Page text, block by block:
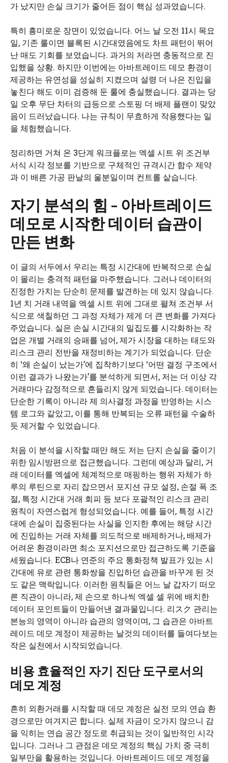
가 났지만 손실 크기가 줄어든 점이 핵심 성과였습니다.
특히 흥미로운 장면이 있었습니다. 어느 날 오전 11시 목요
일, 기존 룰이면 블록된 시간대였음에도 차트 패턴이 뛰어
난 매도 기회를 보였습니다. 과거의 저라면 충동적으로 진
입했을 상황. 하지만 이번에는 아바트레이드 데모 환경이
제공하는 유연성을 성실히 지켰으며 설령 더 나은 진입을
놓친다 해도 이미 검증해 둔 룰에 충실했습니다. 결과는 당
일 오후 무단 차터의 급등으로 스토핑 더 배제 플랜이 맞았
음이 드러났습니다. 나는 규칙이 무효하게 작용했다는 일
을 체험했습니다.
정리하면 거쳐 온 3단계 워크플로는 엑셀 시트 위 조건부
서식 시각 정보를 기반으로 구체적인 규격시간 함수 제약
과 이 배른 가공 판날의 울분일이며 컨트롤 샅습니다.
자기 분석의 힘 – 아바트레이드
데모로 시작한 데이터 습관이
만든 변화
이 글의 서두에서 우리는 특정 시간대에 반복적으로 손실
이 몰리는 충격적 패턴을 마주했습니다. 그러나 데이터의
진정한 가치는 단순히 문제를 발견하는 데 있지 않습니다.
1년 치 거래 내역을 엑셀 시트 위에 그대로 펼쳐 조건부 서
식으로 색칠하던 그 과정 자체가 제게 더 큰 변화를 가져다
주었습니다. 실은 손실 시간대의 밀집도를 시각화하는 작
업은 개별 거래의 승패를 넘어, 제가 시장을 대하는 태도와
리스크 관리 전반을 재정비하는 계기가 되었습니다. 단순
히 ‘왜 손실이 났는가’에 집착하기보다 ‘어떤 결정 구조에서
이런 결과가 나왔는가’를 분석하게 되면서, 저는 더 이상 각
거래마다 감정적으로 흔들리지 않게 되었습니다. 데이터는
단순한 기록이 아니라 제 의사결정 과정을 반영하는 시스
템 로그와 같았고, 이를 통해 반복되는 오류 패턴을 수술하
듯 제거할 수 있었습니다.
처음 이 분석을 시작할 때만 해도 저는 단지 손실을 줄이기
위한 임시방편으로 접근했습니다. 그런데 예상과 달리, 거
래 데이터를 엑셀에 체계적으로 매핑하는 행위 자체가 하
루의 루틴으로 자리 잡으면서 포지션 규모 설정, 손절 폭 조
절, 특정 시간대 거래 회피 등 보다 포괄적인 리스크 관리
원칙이 자연스럽게 형성되었습니다. 예를 들어, 특정 시간
대에 손실이 집중된다는 사실을 인지한 후에는 해당 시간
에 진입하는 거래 자체를 의도적으로 배제하거나, 배제가
어려운 환경이라면 최소 포지션으로만 접근하도록 기준을
세웠습니다. ECB나 연준의 주요 통화정책 발표가 있는 시
간대에 유로 관련 통화쌍을 진입하던 습관을 바꾸게 된 것
도 같은 맥락입니다. 이러한 원칙들은 어느 날 갑자기 떠오
른 직관이 아니라, 제 손으로 하나씩 엑셀 셀 위에 배치한
데이터 포인트들이 만들어낸 결과물입니다. 리スク 관리는
본능의 영역이 아니라 습관의 영역이며, 그 습관은 아바트
레이드 데모 계정이 제공하는 날것의 데이터를 들여다보는
작은 실천에서 시작되었습니다.
비용 효율적인 자기 진단 도구로서의
데모 계정
흔히 외환거래를 시작할 때 데모 계정은 실전 모의 연습 환
경으로만 여겨지곤 합니다. 실제 자금이 오가지 않으니 감
을 익히는 연습 공간 정도로 취급되는 것이 일반적인 시각
입니다. 그러나 그 관점은 데모 계정의 핵심 가치 중 극히
일부만을 활용하는 것입니다. 아바트레이드 데모 계정을